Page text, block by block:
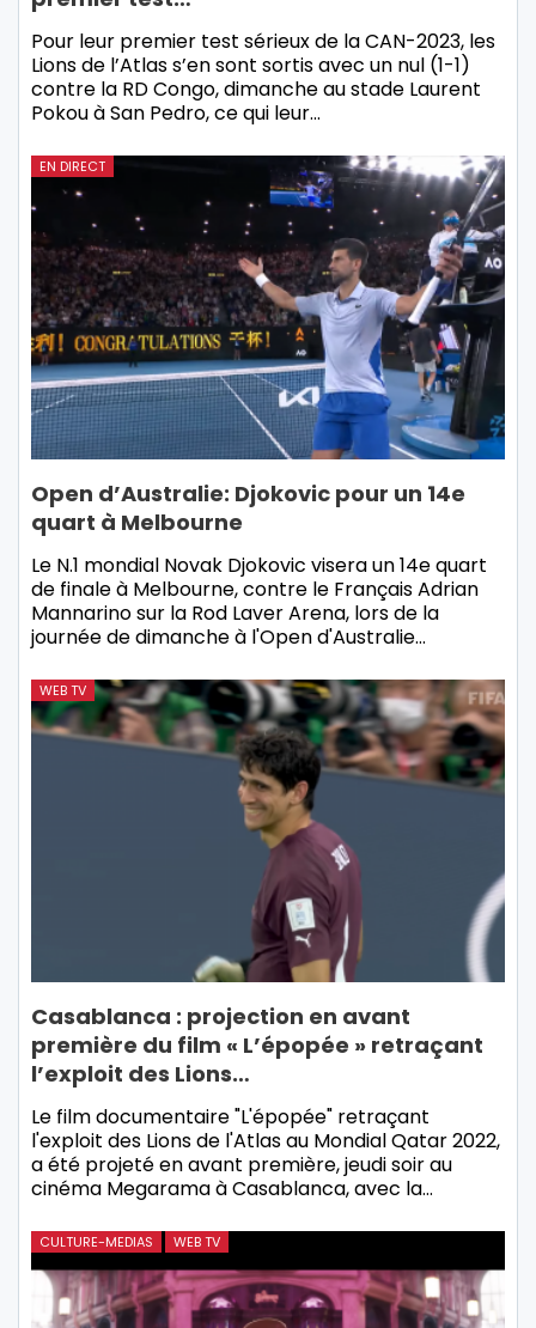
Pour leur premier test sérieux de la CAN-2023, les
Lions de l’Atlas s’en sont sortis avec un nul (1-1)
contre la RD Congo, dimanche au stade Laurent
Pokou à San Pedro, ce qui leur…
EN DIRECT
Open d’Australie: Djokovic pour un 14e
quart à Melbourne
Le N.1 mondial Novak Djokovic visera un 14e quart
de finale à Melbourne, contre le Français Adrian
Mannarino sur la Rod Laver Arena, lors de la
journée de dimanche à l'Open d'Australie…
WEB TV
Casablanca : projection en avant
première du film « L’épopée » retraçant
l’exploit des Lions…
Le film documentaire "L'épopée" retraçant
l'exploit des Lions de l'Atlas au Mondial Qatar 2022,
a été projeté en avant première, jeudi soir au
cinéma Megarama à Casablanca, avec la…
CULTURE-MEDIAS WEB TV